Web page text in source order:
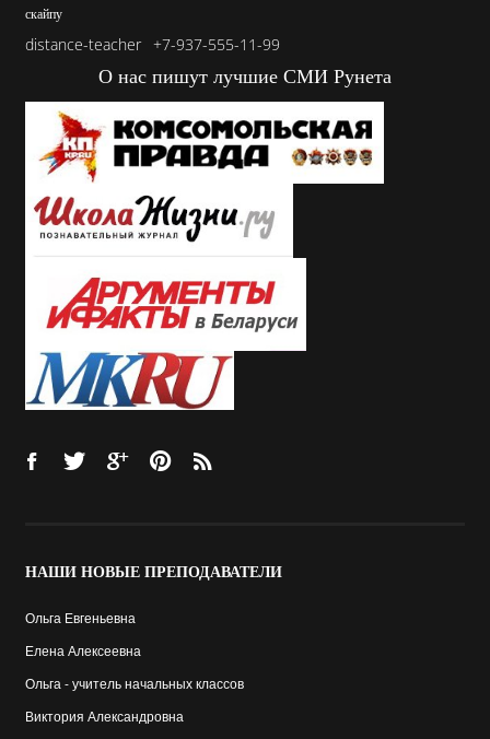
скайпу
distance-teacher +7-937-555-11-99
О нас пишут лучшие СМИ Рунета
НАШИ НОВЫЕ ПРЕПОДАВАТЕЛИ
Ольга Евгеньевна
Елена Алексеевна
Ольга - учитель начальных классов
Виктория Александровна